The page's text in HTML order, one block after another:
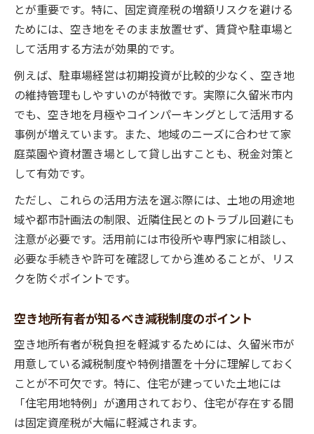
とが重要です。特に、固定資産税の増額リスクを避ける
ためには、空き地をそのまま放置せず、賃貸や駐車場と
して活用する方法が効果的です。
例えば、駐車場経営は初期投資が比較的少なく、空き地
の維持管理もしやすいのが特徴です。実際に久留米市内
でも、空き地を月極やコインパーキングとして活用する
事例が増えています。また、地域のニーズに合わせて家
庭菜園や資材置き場として貸し出すことも、税金対策と
して有効です。
ただし、これらの活用方法を選ぶ際には、土地の用途地
域や都市計画法の制限、近隣住民とのトラブル回避にも
注意が必要です。活用前には市役所や専門家に相談し、
必要な手続きや許可を確認してから進めることが、リス
クを防ぐポイントです。
空き地所有者が知るべき減税制度のポイント
空き地所有者が税負担を軽減するためには、久留米市が
用意している減税制度や特例措置を十分に理解しておく
ことが不可欠です。特に、住宅が建っていた土地には
「住宅用地特例」が適用されており、住宅が存在する間
は固定資産税が大幅に軽減されます。